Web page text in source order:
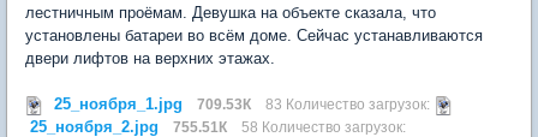
лестничным проёмам. Девушка на объекте сказала, что
установлены батареи во всём доме. Сейчас устанавливаются
двери лифтов на верхних этажах.
25_ноября_1.jpg 709.53К 83 Количество загрузок:
25_ноября_2.jpg 755.51К 58 Количество загрузок: